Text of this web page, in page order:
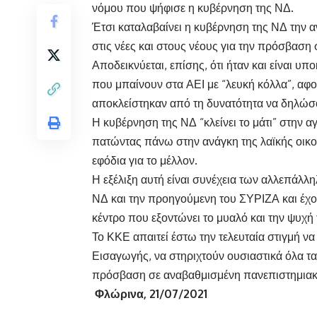
νόμου που ψήφισε η κυβέρνηση της ΝΔ.
Έτσι καταλαβαίνει η κυβέρνηση της ΝΔ την
στις νέες και στους νέους για την πρόσβαση
Αποδεικνύεται, επίσης, ότι ήταν και είναι
που μπαίνουν στα ΑΕΙ με “λευκή κόλλα”,
αποκλείστηκαν από τη δυνατότητα να
Η κυβέρνηση της ΝΔ “κλείνει το μάτι” στην
πατώντας πάνω στην ανάγκη της λαϊκής
εφόδια για το μέλλον.
Η εξέλιξη αυτή είναι συνέχεια των
ΝΔ και την προηγούμενη του ΣΥΡΙΖΑ και
κέντρο που εξοντώνει το μυαλό και την ψυχή
Το ΚΚΕ απαιτεί έστω την τελευταία στιγμή
Εισαγωγής, να στηριχτούν ουσιαστικά όλα
πρόσβαση σε αναβαθμισμένη
Φλώρινα, 21/07/2021